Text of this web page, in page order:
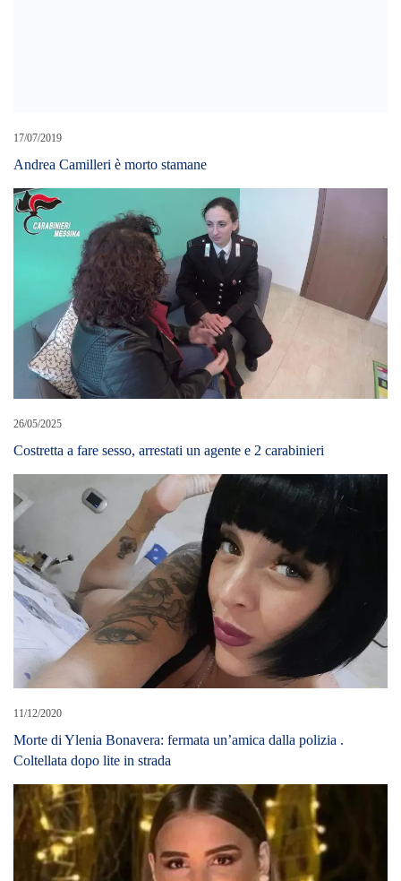
26/05/2025
Costretta a fare sesso, arrestati un agente e 2 carabinieri
11/12/2020
Morte di Ylenia Bonavera: fermata un’amica dalla polizia .
Coltellata dopo lite in strada
14/11/2024
Morta dopo rinoplastica, il capo di Margaret: “Non era
preoccupata, sognava l’intervento”